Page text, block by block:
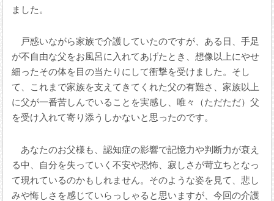
ました。
戸惑いながら家族で介護していたのですが、ある日、手足
が不自由な父をお風呂に入れてあげたとき、想像以上にやせ
細ったその体を目の当たりにして衝撃を受けました。そし
て、これまで家族を支えてきてくれた父の有難さ、家族以上
に父が一番苦しんでいることを実感し、唯々（ただただ）父
を受け入れて寄り添うしかないと思ったのです。
あなたのお父様も、認知症の影響で記憶力や判断力が衰え
る中、自分を失っていく不安や恐怖、寂しさが苛立ちとなっ
て現れているのかもしれません。そのような姿を見て、悲し
みや悔しさを感じていらっしゃると思いますが、今回の介護